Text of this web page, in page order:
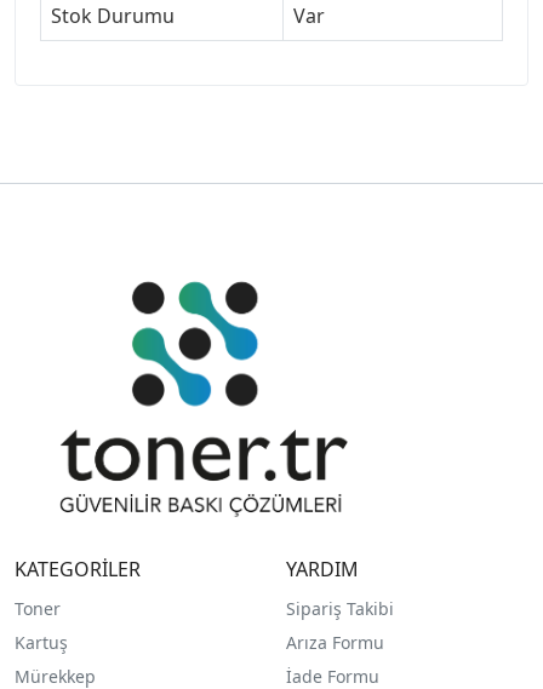
Stok Durumu
Var
KATEGORİLER
Toner
Kartuş
Mürekkep
YARDIM
Sipariş Takibi
Arıza Formu
İade Formu